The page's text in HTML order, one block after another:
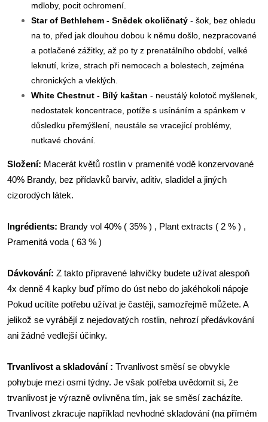
mdloby, pocit ochromení.
Star of Bethlehem - Snědek okoličnatý - šok, bez ohledu
na to, před jak dlouhou dobou k němu došlo, nezpracované
a potlačené zážitky, až po ty z prenatálního období, velké
leknutí, krize, strach při nemocech a bolestech, zejména
chronických a vleklých.
White Chestnut - Bílý kaštan - neustálý kolotoč myšlenek,
nedostatek koncentrace, potíže s usínáním a spánkem v
důsledku přemýšlení, neustále se vracející problémy,
nutkavé chování.
Složení: Macerát květů rostlin v pramenité vodě konzervované
40% Brandy, bez přídavků barviv, aditiv, sladidel a jiných
cizorodých látek.
Ingrédients: Brandy vol 40% ( 35% ) , Plant extracts ( 2 % ) ,
Pramenitá voda ( 63 % )
Dávkování: Z takto připravené lahvičky budete užívat alespoň
4x denně 4 kapky buď přímo do úst nebo do jakéhokoli nápoje
Pokud ucítíte potřebu užívat je častěji, samozřejmě můžete. A
jelikož se vyrábějí z nejedovatých rostlin, nehrozí předávkování
ani žádné vedlejší účinky.
Trvanlivost a skladování : Trvanlivost směsí se obvykle
pohybuje mezi osmi týdny. Je však potřeba uvědomit si, že
trvanlivost je výrazně ovlivněna tím, jak se směsí zacházíte.
Trvanlivost zkracuje například nevhodné skladování (na přímém